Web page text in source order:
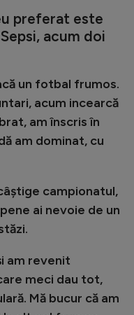
preferat este
acum doi
un fotbal frumos.
acum incearcă
am înscris în
am dominat, cu
campionatul,
ai nevoie de un
am revenit
meci dau tot,
Mă bucur că am